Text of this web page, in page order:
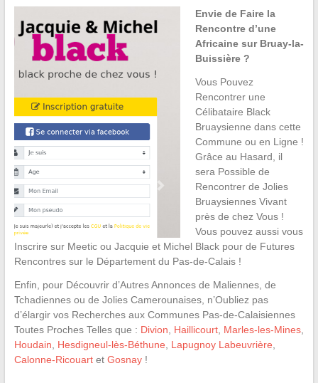
Envie de Faire la
Rencontre d’une
Africaine sur Bruay-la-
Buissière ?
Vous Pouvez
Rencontrer une
Célibataire Black
Bruaysienne dans cette
Commune ou en Ligne !
Grâce au Hasard, il
sera Possible de
Rencontrer de Jolies
Bruaysiennes Vivant
près de chez Vous !
Vous pouvez aussi vous
Inscrire sur Meetic ou Jacquie et Michel Black pour de Futures
Rencontres sur le Département du Pas-de-Calais !
Enfin, pour Découvrir d’Autres Annonces de Maliennes, de
Tchadiennes ou de Jolies Camerounaises, n’Oubliez pas
d’élargir vos Recherches aux Communes Pas-de-Calaisiennes
Toutes Proches Telles que : Divion Haillicourt, Marles-les-Mines,
Houdain
Hesdigneul-lès-Béthune Lapugnoy Labeuvrière
Calonne-Ricouartet Gosnay!